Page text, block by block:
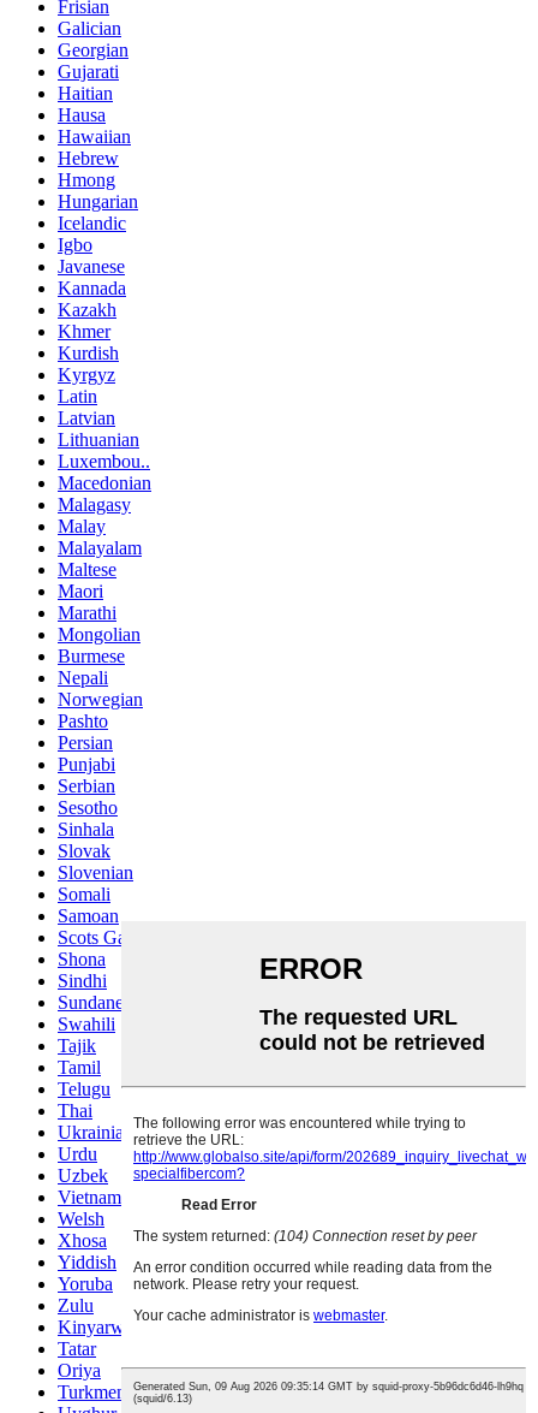
Frisian
Galician
Georgian
Gujarati
Haitian
Hausa
Hawaiian
Hebrew
Hmong
Hungarian
Icelandic
Igbo
Javanese
Kannada
Kazakh
Khmer
Kurdish
Kyrgyz
Latin
Latvian
Lithuanian
Luxembou..
Macedonian
Malagasy
Malay
Malayalam
Maltese
Maori
Marathi
Mongolian
Burmese
Nepali
Norwegian
Pashto
Persian
Punjabi
Serbian
Sesotho
Sinhala
Slovak
Slovenian
Somali
Samoan
Scots Gaelic
Shona
Sindhi
Sundanese
Swahili
Tajik
Tamil
Telugu
Thai
Ukrainian
Urdu
Uzbek
Vietnamese
Welsh
Xhosa
Yiddish
Yoruba
Zulu
Kinyarwanda
Tatar
Oriya
Turkmen